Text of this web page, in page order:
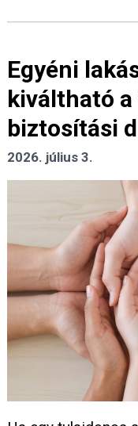
Egyéni
kiváltható
biztosítási
2026. július 3.